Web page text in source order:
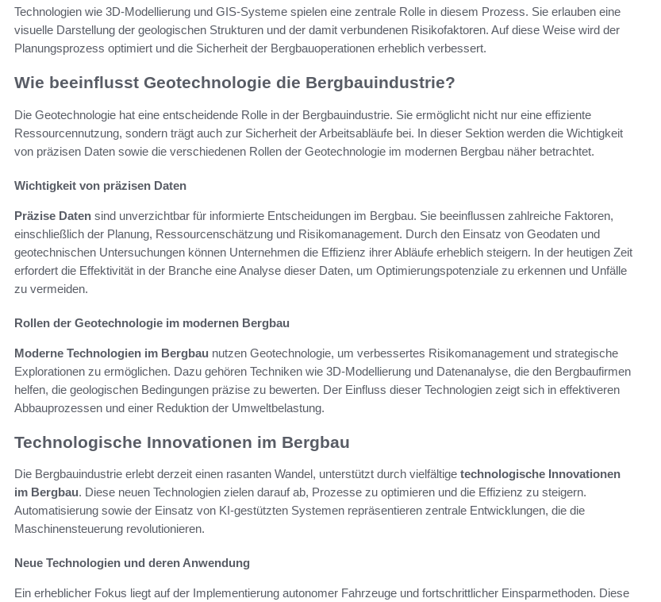
Technologien wie 3D-Modellierung und GIS-Systeme spielen eine zentrale Rolle in diesem Prozess. Sie erlauben eine
visuelle Darstellung der geologischen Strukturen und der damit verbundenen Risikofaktoren. Auf diese Weise wird der
Planungsprozess optimiert und die Sicherheit der Bergbauoperationen erheblich verbessert.
Wie beeinflusst Geotechnologie die Bergbauindustrie?
Die Geotechnologie hat eine entscheidende Rolle in der Bergbauindustrie. Sie ermöglicht nicht nur eine effiziente
Ressourcennutzung, sondern trägt auch zur Sicherheit der Arbeitsabläufe bei. In dieser Sektion werden die Wichtigkeit
von präzisen Daten sowie die verschiedenen Rollen der Geotechnologie im modernen Bergbau näher betrachtet.
Wichtigkeit von präzisen Daten
Präzise Daten sind unverzichtbar für informierte Entscheidungen im Bergbau. Sie beeinflussen zahlreiche Faktoren,
einschließlich der Planung, Ressourcenschätzung und Risikomanagement. Durch den Einsatz von Geodaten und
geotechnischen Untersuchungen können Unternehmen die Effizienz ihrer Abläufe erheblich steigern. In der heutigen Zeit
erfordert die Effektivität in der Branche eine Analyse dieser Daten, um Optimierungspotenziale zu erkennen und Unfälle
zu vermeiden.
Rollen der Geotechnologie im modernen Bergbau
Moderne Technologien im Bergbau nutzen Geotechnologie, um verbessertes Risikomanagement und strategische
Explorationen zu ermöglichen. Dazu gehören Techniken wie 3D-Modellierung und Datenanalyse, die den Bergbaufirmen
helfen, die geologischen Bedingungen präzise zu bewerten. Der Einfluss dieser Technologien zeigt sich in effektiveren
Abbauprozessen und einer Reduktion der Umweltbelastung.
Technologische Innovationen im Bergbau
Die Bergbauindustrie erlebt derzeit einen rasanten Wandel, unterstützt durch vielfältige technologische Innovationen
im Bergbau. Diese neuen Technologien zielen darauf ab, Prozesse zu optimieren und die Effizienz zu steigern.
Automatisierung sowie der Einsatz von KI-gestützten Systemen repräsentieren zentrale Entwicklungen, die die
Maschinensteuerung revolutionieren.
Neue Technologien und deren Anwendung
Ein erheblicher Fokus liegt auf der Implementierung autonomer Fahrzeuge und fortschrittlicher Einsparmethoden. Diese